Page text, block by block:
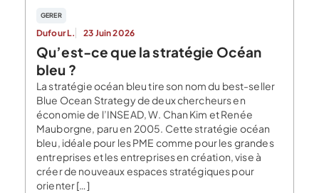
GERER
Dufour L. 23 Juin 2026
Qu’est-ce que la stratégie Océan
bleu ?
La stratégie océan bleu tire son nom du best-seller
Blue Ocean Strategy de deux chercheurs en
économie de l’INSEAD, W. Chan Kim et Renée
Mauborgne, paru en 2005. Cette stratégie océan
bleu, idéale pour les PME comme pour les grandes
entreprises et les entreprises en création, vise à
créer de nouveaux espaces stratégiques pour
orienter […]